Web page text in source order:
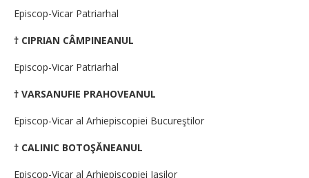
Episcop-Vicar Patriarhal
† CIPRIAN CÂMPINEANUL
Episcop-Vicar Patriarhal
† VARSANUFIE PRAHOVEANUL
Episcop-Vicar al Arhiepiscopiei Bucureştilor
† CALINIC BOTOŞĂNEANUL
Episcop-Vicar al Arhiepiscopiei Iaşilor